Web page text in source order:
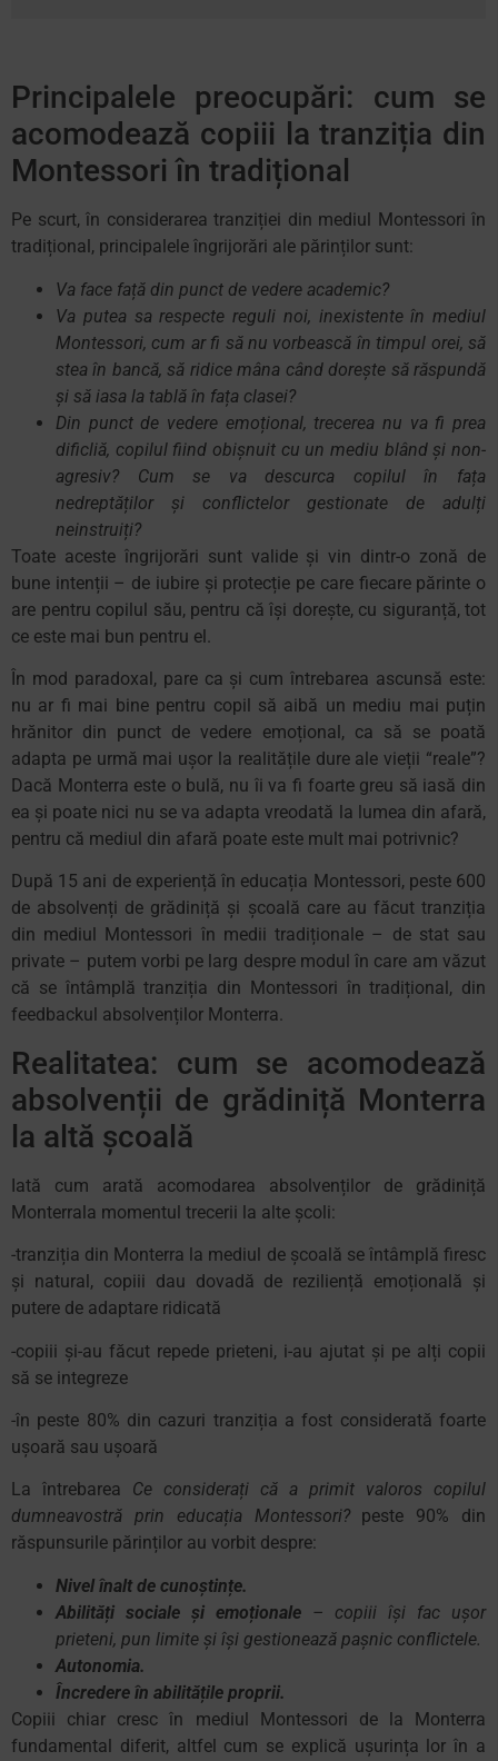
Principalele preocupări: cum se
acomodează copiii la tranziția din
Montessori în tradițional
Pe scurt, în considerarea tranziției din mediul Montessori în
tradițional, principalele îngrijorări ale părinților sunt:
Va face față din punct de vedere academic?
Va putea sa respecte reguli noi, inexistente în mediul
Montessori, cum ar fi să nu vorbească în timpul orei, să
stea în bancă, să ridice mâna când dorește să răspundă
și să iasa la tablă în fața clasei?
Din punct de vedere emoțional, trecerea nu va fi prea
dificliă, copilul fiind obișnuit cu un mediu blând și non-
agresiv? Cum se va descurca copilul în fața
nedreptăților și conflictelor gestionate de adulți
neinstruiți?
Toate aceste îngrijorări sunt valide și vin dintr-o zonă de
bune intenții – de iubire și protecție pe care fiecare părinte o
are pentru copilul său, pentru că își dorește, cu siguranță, tot
ce este mai bun pentru el.
În mod paradoxal, pare ca și cum întrebarea ascunsă este:
nu ar fi mai bine pentru copil să aibă un mediu mai puțin
hrănitor din punct de vedere emoțional, ca să se poată
adapta pe urmă mai ușor la realitățile dure ale vieții “reale”?
Dacă Monterra este o bulă, nu îi va fi foarte greu să iasă din
ea și poate nici nu se va adapta vreodată la lumea din afară,
pentru că mediul din afară poate este mult mai potrivnic?
După 15 ani de experiență în educația Montessori, peste 600
de absolvenți de grădiniță și școală care au făcut tranziția
din mediul Montessori în medii tradiționale – de stat sau
private – putem vorbi pe larg despre modul în care am văzut
că se întâmplă tranziția din Montessori în tradițional, din
feedbackul absolvenților Monterra.
Realitatea: cum se acomodează
absolvenții de grădiniță Monterra
la altă școală
Iată cum arată acomodarea absolvenților de grădiniță
Monterrala momentul trecerii la alte școli:
-tranziția din Monterra la mediul de școală se întâmplă firesc
și natural, copiii dau dovadă de reziliență emoțională și
putere de adaptare ridicată
-copiii și-au făcut repede prieteni, i-au ajutat și pe alți copii
să se integreze
-în peste 80% din cazuri tranziția a fost considerată foarte
ușoară sau ușoară
La întrebarea Ce considerați că a primit valoros copilul
dumneavostră prin educația Montessori?peste 90% din
răspunsurile părinților au vorbit despre:
Nivel înalt de cunoștințe.
Abilități sociale și emoționale – copiii își fac ușor
prieteni, pun limite și își gestionează pașnic conflictele.
Autonomia.
Încredere în abilitățile proprii.
Copiii chiar cresc în mediul Montessori de la Monterra
fundamental diferit, altfel cum se explică ușurința lor în a